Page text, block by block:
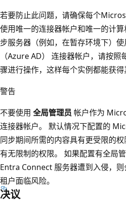
若要防止此问题，请确保每个
使用唯一的连接器帐户和唯一的计
步服务器（例如，在暂存环境下）
（Azure AD） 连接器帐户，请按
骤进行操作，这样每个实例都能获得
警告
不要使用 全局管理员 帐户作为
连接器帐户。 默认情况下配置的
同步期间所需的内容具有更受限的
有无限制的权限。 如果配置有全局
Entra Connect 服务器遭到入侵，
租户面临风险。
决议